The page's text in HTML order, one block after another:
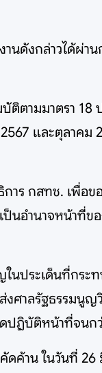
นดังกล่าวได้ผ่า
ตามมาตรา 18
และตุลาคม
าร กสทช. เพื่อข
นอำนาจหน้าที่ข
นประเด็นที่กระ
งศาลรัฐธรรมนู
ฏิบัติหน้าที่จนก
ดค้าน ในวันที่ 26